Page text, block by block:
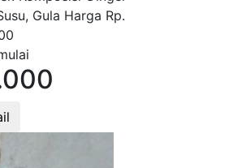
Gula Harga Rp.